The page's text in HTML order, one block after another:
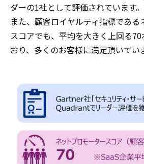
ダーの1社として評価されています。
また、顧客ロイヤルティ指標である
スコアでも、平均を大きく上回る
おり、多くのお客様に満足頂いてい